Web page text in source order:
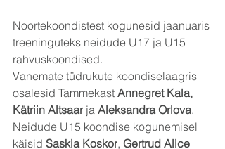
Noortekoondistest kogunesid jaanuaris
treeninguteks neidude U17 ja U15
rahvuskoondised.
Vanemate tüdrukute koondiselaagris
osalesid Tammekast Annegret Kala,
Kätriin Altsaar ja Aleksandra Orlova.
Neidude U15 koondise kogunemisel
käisid Saskia Koskor, Gertrud Alice